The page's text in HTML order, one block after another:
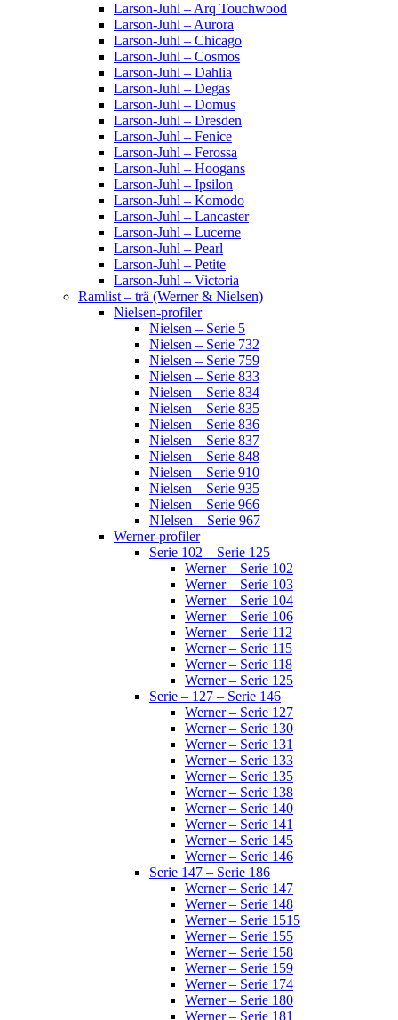
Larson-Juhl – Arq Touchwood
Larson-Juhl – Aurora
Larson-Juhl – Chicago
Larson-Juhl – Cosmos
Larson-Juhl – Dahlia
Larson-Juhl – Degas
Larson-Juhl – Domus
Larson-Juhl – Dresden
Larson-Juhl – Fenice
Larson-Juhl – Ferossa
Larson-Juhl – Hoogans
Larson-Juhl – Ipsilon
Larson-Juhl – Komodo
Larson-Juhl – Lancaster
Larson-Juhl – Lucerne
Larson-Juhl – Pearl
Larson-Juhl – Petite
Larson-Juhl – Victoria
Ramlist – trä (Werner & Nielsen)
Nielsen-profiler
Nielsen – Serie 5
Nielsen – Serie 732
Nielsen – Serie 759
Nielsen – Serie 833
Nielsen – Serie 834
Nielsen – Serie 835
Nielsen – Serie 836
Nielsen – Serie 837
Nielsen – Serie 848
Nielsen – Serie 910
Nielsen – Serie 935
Nielsen – Serie 966
NIelsen – Serie 967
Werner-profiler
Serie 102 – Serie 125
Werner – Serie 102
Werner – Serie 103
Werner – Serie 104
Werner – Serie 106
Werner – Serie 112
Werner – Serie 115
Werner – Serie 118
Werner – Serie 125
Serie – 127 – Serie 146
Werner – Serie 127
Werner – Serie 130
Werner – Serie 131
Werner – Serie 133
Werner – Serie 135
Werner – Serie 138
Werner – Serie 140
Werner – Serie 141
Werner – Serie 145
Werner – Serie 146
Serie 147 – Serie 186
Werner – Serie 147
Werner – Serie 148
Werner – Serie 1515
Werner – Serie 155
Werner – Serie 158
Werner – Serie 159
Werner – Serie 174
Werner – Serie 180
Werner – Serie 181